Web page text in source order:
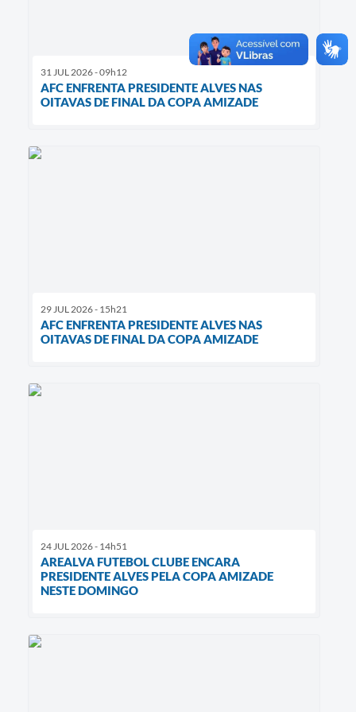
31 JUL 2026 - 09h12
AFC ENFRENTA PRESIDENTE ALVES NAS
OITAVAS DE FINAL DA COPA AMIZADE
29 JUL 2026 - 15h21
AFC ENFRENTA PRESIDENTE ALVES NAS
OITAVAS DE FINAL DA COPA AMIZADE
24 JUL 2026 - 14h51
AREALVA FUTEBOL CLUBE ENCARA
PRESIDENTE ALVES PELA COPA AMIZADE
NESTE DOMINGO